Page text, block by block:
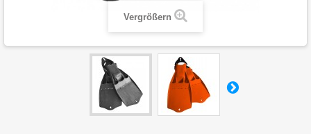
Vergrößern